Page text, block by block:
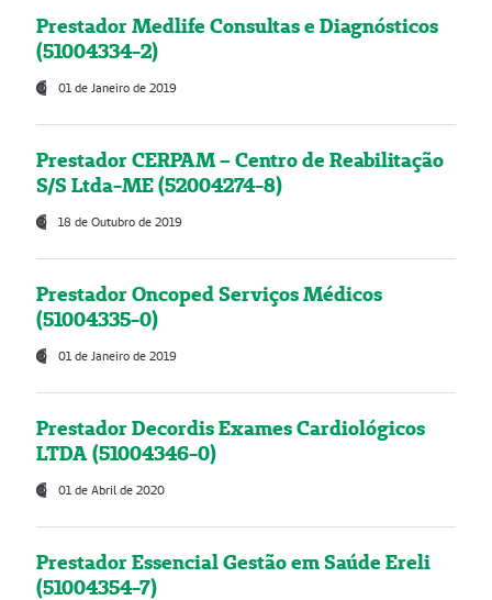
Prestador Medlife Consultas e Diagnósticos
(51004334-2)
01 de Janeiro de 2019
Prestador CERPAM – Centro de Reabilitação
S/S Ltda-ME (52004274-8)
18 de Outubro de 2019
Prestador Oncoped Serviços Médicos
(51004335-0)
01 de Janeiro de 2019
Prestador Decordis Exames Cardiológicos
LTDA (51004346-0)
01 de Abril de 2020
Prestador Essencial Gestão em Saúde Ereli
(51004354-7)